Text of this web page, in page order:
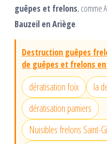
guêpes et frelons, comme
Bauzeil en Ariège.
Destruction guêpes
de guêpes et frelons
dératisation foix
la
dératisation pamiers
Nuisibles frelons Saint-